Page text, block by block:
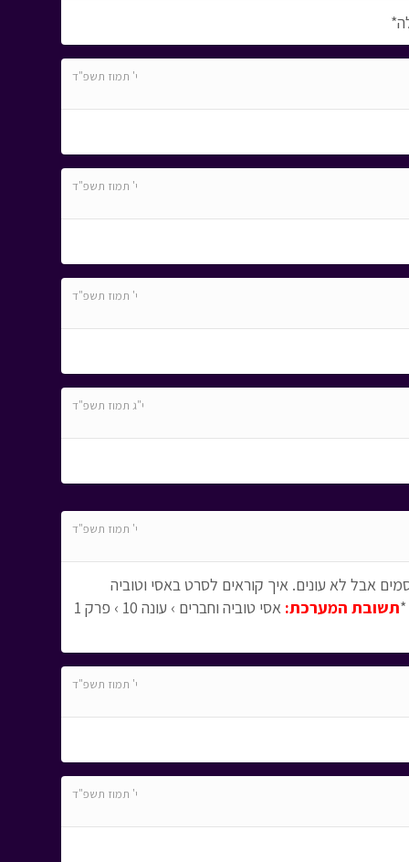
י' תמוז תשפ"ד
י' תמוז תשפ"ד
י' תמוז תשפ"ד
י"ג תמוז תשפ"ד
י' תמוז תשפ"ד
אבל לא עונים. איך קוראים לסרט באסי וטוביה
תשובת המערכת: אסי טוביה וחברים › עונה 10 › פרק 1
י' תמוז תשפ"ד
י' תמוז תשפ"ד